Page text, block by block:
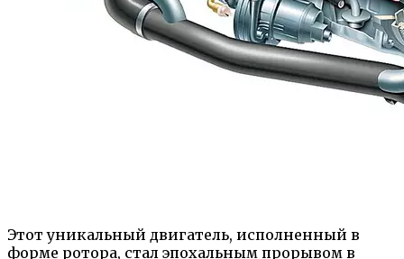
Этот уникальный двигатель, исполненный в
форме ротора, стал эпохальным прорывом в